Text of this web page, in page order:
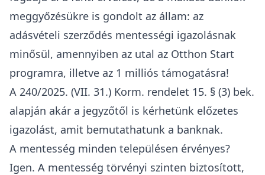
meggyőzésükre is gondolt az állam: az
adásvételi szerződés mentességi igazolásnak
minősül, amennyiben az utal az Otthon Start
programra, illetve az 1 milliós támogatásra!
A 240/2025. (VII. 31.) Korm. rendelet 15. § (3) bek.
alapján akár a jegyzőtől is kérhetünk előzetes
igazolást, amit bemutathatunk a banknak.
A mentesség minden településen érvényes?
Igen. A mentesség törvényi szinten biztosított,